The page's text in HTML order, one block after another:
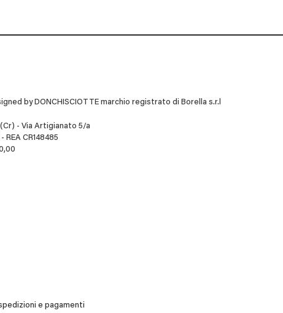
by DONCHISCIOTTE marchio registrato di Borella s.r.l
- Via Artigianato 5/a
REA CR148485
e pagamenti